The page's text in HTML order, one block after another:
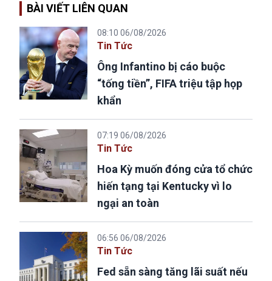
BÀI VIẾT LIÊN QUAN
08:10 06/08/2026
Tin Tức
Ông Infantino bị cáo buộc
“tống tiền”, FIFA triệu tập họp
khẩn
07:19 06/08/2026
Tin Tức
Hoa Kỳ muốn đóng cửa tổ chức
hiến tạng tại Kentucky vì lo
ngại an toàn
06:56 06/08/2026
Tin Tức
Fed sẵn sàng tăng lãi suất nếu